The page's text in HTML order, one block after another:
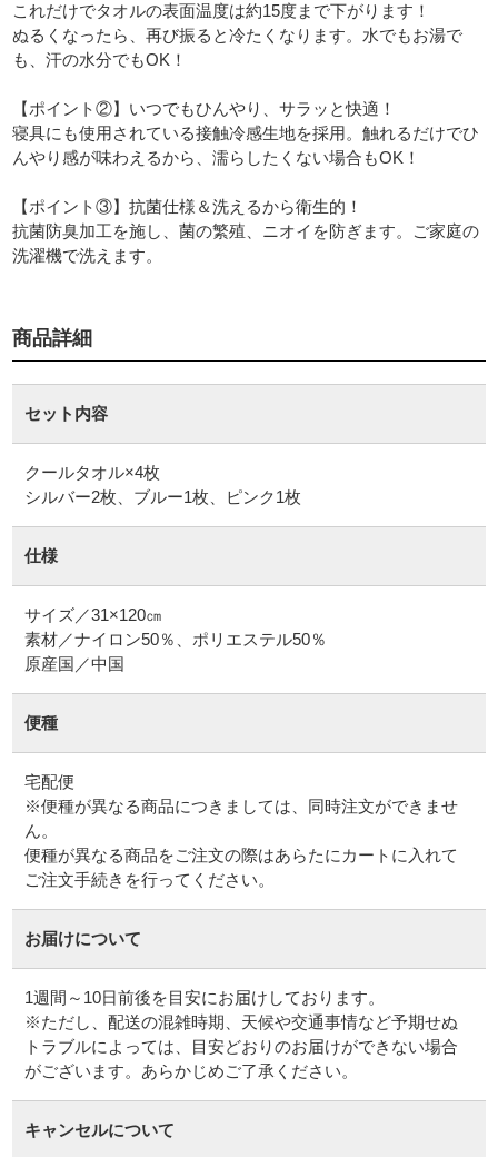
これだけでタオルの表面温度は約15度まで下がります！
ぬるくなったら、再び振ると冷たくなります。水でもお湯で
も、汗の水分でもOK！
【ポイント②】いつでもひんやり、サラッと快適！
寝具にも使用されている接触冷感生地を採用。触れるだけでひ
んやり感が味わえるから、濡らしたくない場合もOK！
【ポイント③】抗菌仕様＆洗えるから衛生的！
抗菌防臭加工を施し、菌の繁殖、ニオイを防ぎます。ご家庭の
洗濯機で洗えます。
商品詳細
セット内容
クールタオル×4枚
仕様
サイズ／31×120㎝
素材／ナイロン50％、ポリエステル50％
便種
宅配便
※便種が異なる商品につきましては、同時注文ができませ
ん。
便種が異なる商品をご注文の際はあらたにカートに入れて
ご注文手続きを行ってください。
お届けについて
1週間～10日前後を目安にお届けしております。
※ただし、配送の混雑時期、天候や交通事情など予期せぬ
トラブルによっては、目安どおりのお届けができない場合
がございます。あらかじめご了承ください。
キャンセルについて